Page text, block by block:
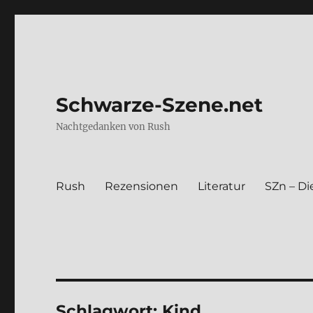
Schwarze-Szene.net
Nachtgedanken von Rush
Rush Rezen­sio­nen Lite­ra­tur SZn –